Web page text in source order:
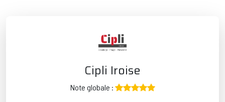
Cipli Iroise
Note globale :